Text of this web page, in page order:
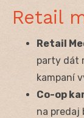
Retail
Retail
party dát
kampaní
Co-op
na predaj